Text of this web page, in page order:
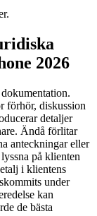
2026
förhör, diskussion
detaljer
Ändå förlitar
anteckningar eller
på klienten
i klientens
under
kan
de bästa